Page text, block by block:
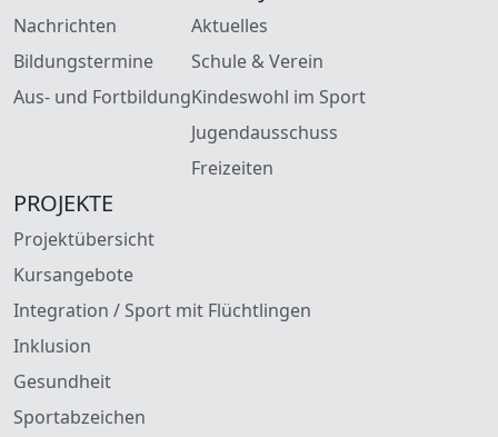
Nachrichten
Bildungstermine
Aus- und Fortbildung
Aktuelles
Schule & Verein
Kindeswohl im Sport
Jugendausschuss
Freizeiten
PROJEKTE
Projektübersicht
Kursangebote
Integration / Sport mit Flüchtlingen
Inklusion
Gesundheit
Sportabzeichen